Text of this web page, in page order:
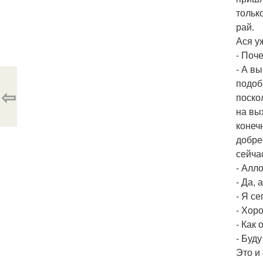
рай.
Ася
-
- А
на
-
- Да,
- Я
-
- Как
-
Это и
⇦